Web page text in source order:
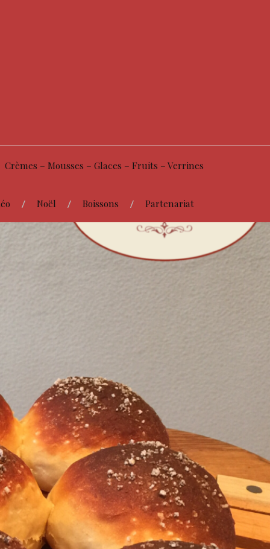
Crèmes – Mousses – Glaces – Fruits – Verrines
Noël Boissons Partenariat